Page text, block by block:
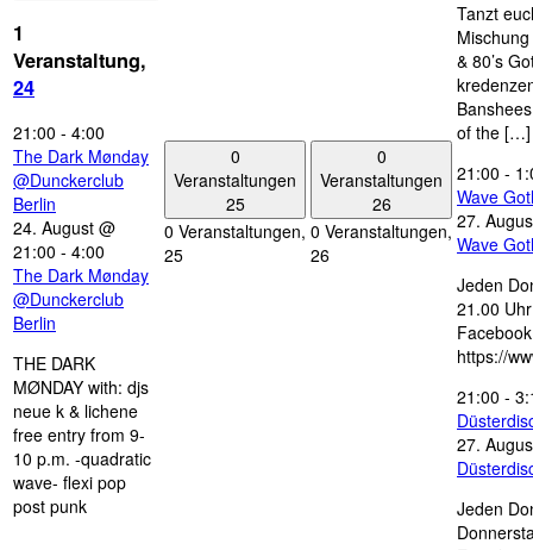
1
Veranstaltung,
24
21:00 - 4:00
The Dark Mønday
@Dunckerclub
Berlin
24. August @
21:00 - 4:00
The Dark Mønday
@Dunckerclub
Berlin
THE DARK
MØNDAY with: djs
neue k & lichene
free entry from 9-
10 p.m. -quadratic
wave- flexi pop
post punk
0
Veranstaltungen
25
0 Veranstaltungen,
25
0
Veranstaltungen
26
0 Veranstaltungen,
26
Tanzt
& 80’s
of the […]
21:00 -
Wave
27.
Wave
Jeden
21.00
https://
21:00 -
27.
Jeden